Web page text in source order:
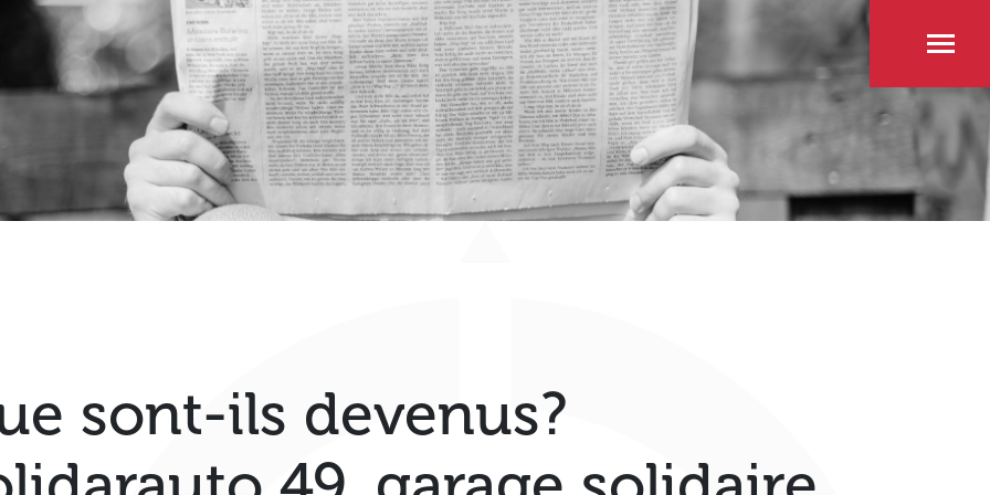
sont-ils devenus?